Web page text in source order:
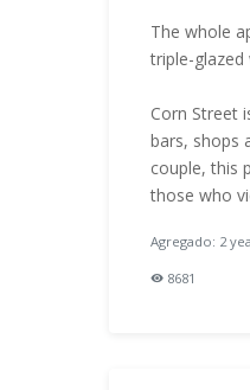
The whole
triple-glazed
Corn Street
bars, shops
couple, this
those who
Agregado: 2
8681